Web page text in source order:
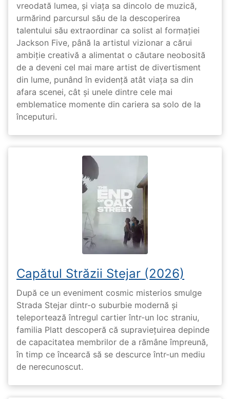
vreodată lumea, și viața sa dincolo de muzică,
urmărind parcursul său de la descoperirea
talentului său extraordinar ca solist al formației
Jackson Five, până la artistul vizionar a cărui
ambiție creativă a alimentat o căutare neobosită
de a deveni cel mai mare artist de divertisment
din lume, punând în evidență atât viața sa din
afara scenei, cât și unele dintre cele mai
emblematice momente din cariera sa solo de la
începuturi.
Capătul Străzii Stejar (2026)
După ce un eveniment cosmic misterios smulge
Strada Stejar dintr-o suburbie modernă și
teleportează întregul cartier într-un loc straniu,
familia Platt descoperă că supraviețuirea depinde
de capacitatea membrilor de a rămâne împreună,
în timp ce încearcă să se descurce într-un mediu
de nerecunoscut.